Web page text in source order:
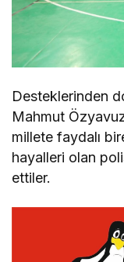
Desteklerinden
Mahmut
millete faydalı
hayalleri olan
ettiler.